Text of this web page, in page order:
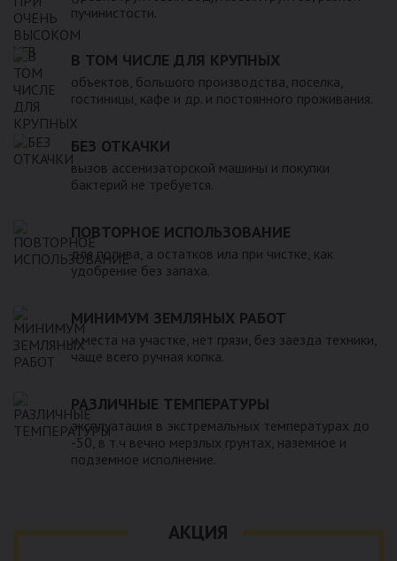
пучинистости.
В ТОМ ЧИСЛЕ ДЛЯ КРУПНЫХ
объектов, большого производства, поселка,
гостиницы, кафе и др. и постоянного проживания.
БЕЗ ОТКАЧКИ
вызов ассенизаторской машины и покупки
бактерий не требуется.
ПОВТОРНОЕ ИСПОЛЬЗОВАНИЕ
для полива, а остатков ила при чистке, как
удобрение без запаха.
МИНИМУМ ЗЕМЛЯНЫХ РАБОТ
и места на участке, нет грязи, без заезда техники,
чаще всего ручная копка.
РАЗЛИЧНЫЕ ТЕМПЕРАТУРЫ
эксплуатация в экстремальных температурах до
-50, в т.ч вечно мерзлых грунтах, наземное и
подземное исполнение.
АКЦИЯ